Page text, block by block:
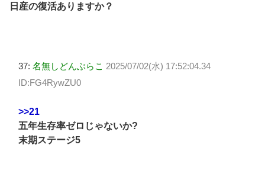
日産の復活ありますか？
37: 名無しどんぶらこ 2025/07/02(水) 17:52:04.34
ID:FG4RywZU0
>>21
五年生存率ゼロじゃないか?
末期ステージ5